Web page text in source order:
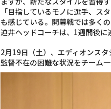
「目指しているモノに選手、ス
も感じている。開幕戦では多く
迫井ヘッドコーチは、1週間後に
2月19日（土）、エディオンス
監督不在の困難な状況をチーム